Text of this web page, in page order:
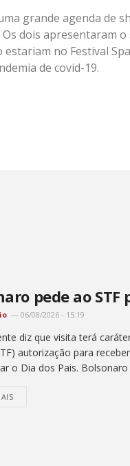
grande agenda de
dois apresentaram o
no Festival
de covid-19.
pede ao
06/08/2026 - 15:19
diz que visita terá
autorização para
o Dia dos Pais. Bolsonaro